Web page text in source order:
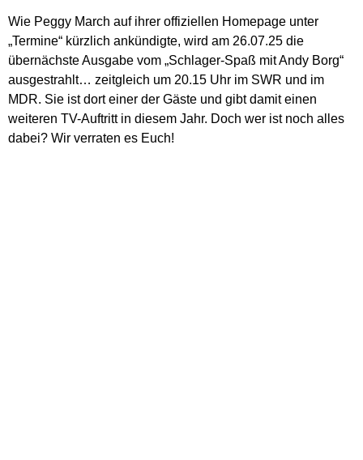
Wie Peggy March auf ihrer offiziellen Homepage unter
„Termine“ kürzlich ankündigte, wird am 26.07.25 die
übernächste Ausgabe vom „Schlager-Spaß mit Andy Borg“
ausgestrahlt… zeitgleich um 20.15 Uhr im SWR und im
MDR. Sie ist dort einer der Gäste und gibt damit einen
weiteren TV-Auftritt in diesem Jahr. Doch wer ist noch alles
dabei? Wir verraten es Euch!